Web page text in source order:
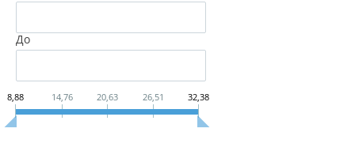
До
8,88 14,76 20,63 26,51 32,38